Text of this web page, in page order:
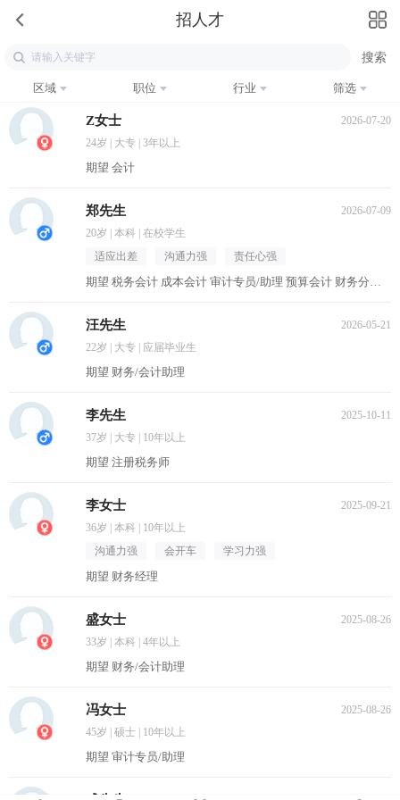
招人才
区域 职位 行业 筛选
Z女士
2026-07-20
24岁 | 大专 | 3年以上
期望 会计
郑先生
2026-07-09
20岁 | 本科 | 在校学生
适应出差
沟通力强 责任心强
期望 税务会计 成本会计 审计专员/助理 预算会计 财务分析员
汪先生
2026-05-21
22岁 | 大专 | 应届毕业生
期望 财务/会计助理
李先生
2025-10-11
37岁 | 大专 | 10年以上
期望 注册税务师
李女士
2025-09-21
36岁 | 本科 | 10年以上
沟通力强
会开车 学习力强
期望 财务经理
盛女士
2025-08-26
33岁 | 本科 | 4年以上
期望 财务/会计助理
冯女士
2025-08-26
45岁 | 硕士 | 10年以上
期望 审计专员/助理